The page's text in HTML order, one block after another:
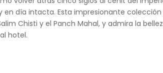
en día intacta. Esta impresionante
Chisti y el Panch Mahal, y admira la
hotel.